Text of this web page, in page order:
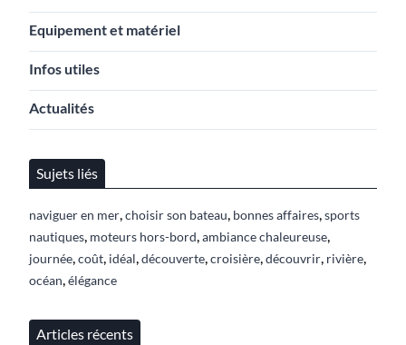
Equipement et matériel
Infos utiles
Actualités
Sujets liés
naviguer en mer,choisir son bateau, bonnes affaires,sports
nautiques, moteurs hors-bord,ambiance chaleureuse,
journée,coût, idéal,découverte,croisière,découvrir, rivière,
océan,élégance
Articles récents